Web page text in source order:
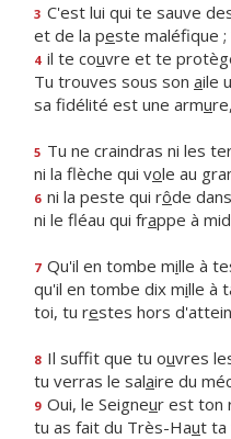
3 C'est lui qui te sauve
et de la peste maléfique
4 il te couvre et te
Tu trouves sous son aile
sa fidélité est une armu
5 Tu ne craindras ni les
ni la flèche qui vole au
6 ni la peste qui rôde
ni le fléau qui frappe à
7 Qu'il en tombe mille à
qu'il en tombe dix mille à
toi, tu restes hors
8 Il suffit que tu ouvres
tu verras le salaire du
9 Oui, le Seigneur est ton
tu as fait du Très-Haut ta